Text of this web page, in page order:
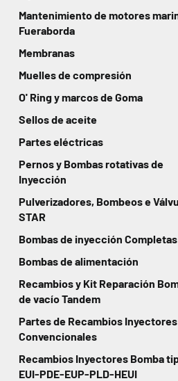
Mantenimiento de motores
Fueraborda
Membranas
Muelles de compresión
O' Ring y marcos de Goma
Sellos de aceite
Partes eléctricas
Pernos y Bombas rotativas de
Inyección
Pulverizadores, Bombeos e
STAR
Bombas de inyección Completas
Bombas de alimentación
Recambios y Kit Reparación
de vacío Tandem
Partes de Recambios Inyectores
Convencionales
Recambios Inyectores Bomba
EUI-PDE-EUP-PLD-HEUI